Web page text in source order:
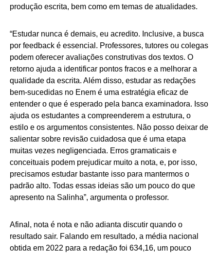
produção escrita, bem como em temas de atualidades.
“Estudar nunca é demais, eu acredito. Inclusive, a busca
por feedback é essencial. Professores, tutores ou colegas
podem oferecer avaliações construtivas dos textos. O
retorno ajuda a identificar pontos fracos e a melhorar a
qualidade da escrita. Além disso, estudar as redações
bem-sucedidas no Enem é uma estratégia eficaz de
entender o que é esperado pela banca examinadora. Isso
ajuda os estudantes a compreenderem a estrutura, o
estilo e os argumentos consistentes. Não posso deixar de
salientar sobre revisão cuidadosa que é uma etapa
muitas vezes negligenciada. Erros gramaticais e
conceituais podem prejudicar muito a nota, e, por isso,
precisamos estudar bastante isso para mantermos o
padrão alto. Todas essas ideias são um pouco do que
apresento na Salinha”, argumenta o professor.
Afinal, nota é nota e não adianta discutir quando o
resultado sair. Falando em resultado, a média nacional
obtida em 2022 para a redação foi 634,16, um pouco